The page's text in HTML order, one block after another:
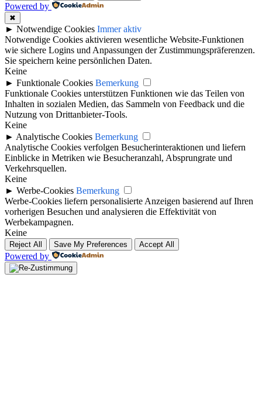
Powered by
✖
► Notwendige Cookies Immer aktiv
Notwendige Cookies aktivieren wesentliche Website-Funktionen
wie sichere Logins und Anpassungen der Zustimmungspräferenzen.
Sie speichern keine persönlichen Daten.
Keine
► Funktionale Cookies Bemerkung
Funktionale Cookies unterstützen Funktionen wie das Teilen von
Inhalten in sozialen Medien, das Sammeln von Feedback und die
Nutzung von Drittanbieter-Tools.
Keine
► Analytische Cookies Bemerkung
Analytische Cookies verfolgen Besucherinteraktionen und liefern
Einblicke in Metriken wie Besucheranzahl, Absprungrate und
Verkehrsquellen.
Keine
► Werbe-Cookies Bemerkung
Werbe-Cookies liefern personalisierte Anzeigen basierend auf Ihren
vorherigen Besuchen und analysieren die Effektivität von
Werbekampagnen.
Keine
Reject All Save My Preferences Accept All
Powered by